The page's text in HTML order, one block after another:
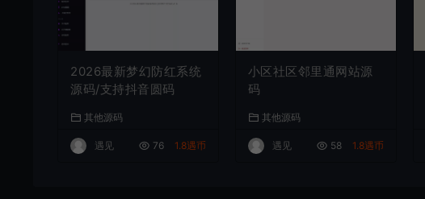
2026最新梦幻防红系统
源码/支持抖音圆码
其他源码
遇见 76 1.8遇币
小区社区邻里通网站源
码
其他源码
遇见 58 1.8遇币